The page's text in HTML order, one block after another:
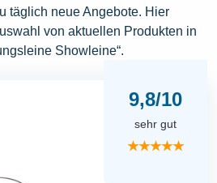
täglich neue Angebote. Hier
von aktuellen Produkten in
Showleine“.
9,8/10
sehr gut
★★★★★